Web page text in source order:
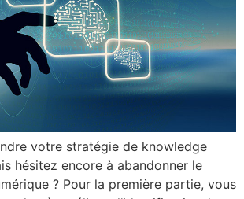
votre stratégie de knowledge
hésitez encore à abandonner le
? Pour la première partie, vous